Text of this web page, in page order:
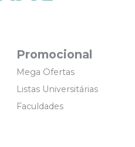
Promocional
Mega Ofertas
Listas Universitárias
Faculdades